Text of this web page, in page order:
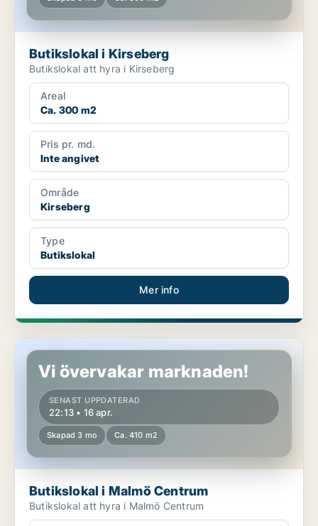
Butikslokal i Kirseberg
Butikslokal att hyra i Kirseberg
Areal
Ca. 300 m2
Pris pr. md.
Inte angivet
Område
Kirseberg
Type
Butikslokal
Mer info
Butikslokal i Malmö Centrum
Vi övervakar marknaden!
SENAST UPPDATERAD
22:13 • 16 apr.
Skapad 3 mo Ca. 410 m2
Butikslokal i Malmö Centrum
Butikslokal att hyra i Malmö Centrum